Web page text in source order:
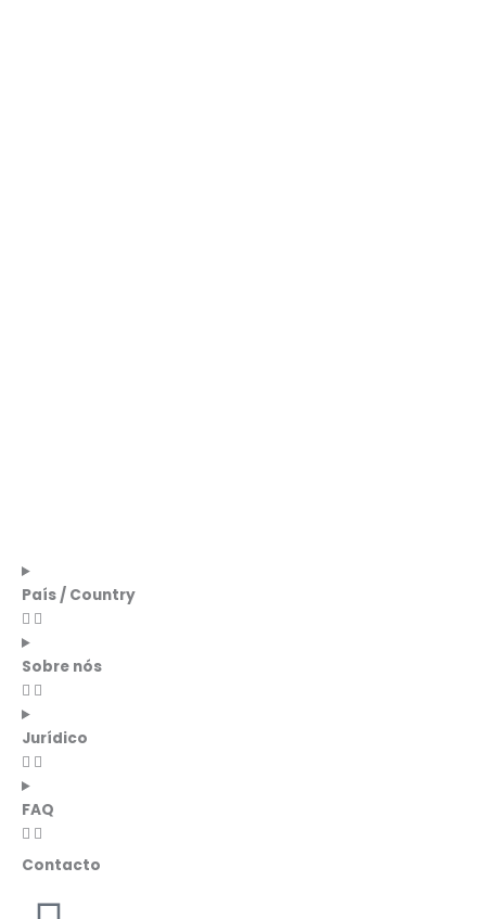
País / Country
Sobre nós
Jurídico
FAQ
Contacto